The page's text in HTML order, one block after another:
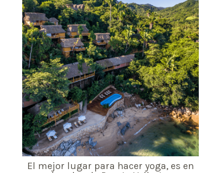
El mejor lugar para hacer yoga, es en